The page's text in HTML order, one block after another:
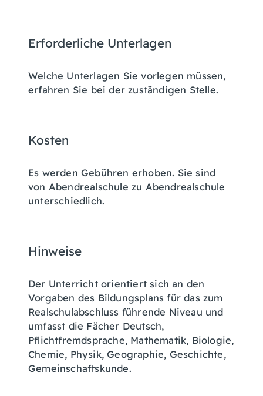
Erforderliche Unterlagen
Welche Unterlagen Sie vorlegen müssen,
erfahren Sie bei der zuständigen Stelle.
Kosten
Es werden Gebühren erhoben. Sie sind
von Abendrealschule zu Abendrealschule
unterschiedlich.
Hinweise
Der Unterricht orientiert sich an den
Vorgaben des Bildungsplans für das zum
Realschulabschluss führende Niveau und
umfasst die Fächer Deutsch,
Pflichtfremdsprache, Mathematik, Biologie,
Chemie, Physik, Geographie, Geschichte,
Gemeinschaftskunde.